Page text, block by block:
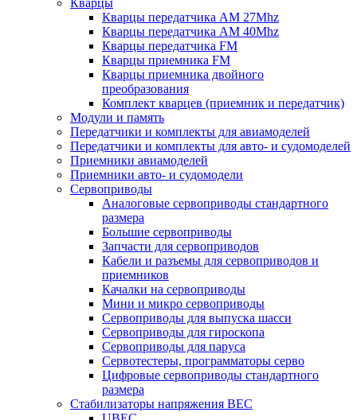
Кварцы
Кварцы передатчика AM 27Mhz
Кварцы передатчика AM 40Mhz
Кварцы передатчика FM
Кварцы приемника FM
Кварцы приемника двойного
преобразования
Комплект кварцев (приемник и передатчик)
Модули и память
Передатчики и комплекты для авиамоделей
Передатчики и комплекты для авто- и судомоделей
Приемники авиамоделей
Приемники авто- и судомодели
Сервоприводы
Аналоговые сервоприводы стандартного
размера
Большие сервоприводы
Запчасти для сервоприводов
Кабели и разъемы для сервоприводов и
приемников
Качалки на сервоприводы
Мини и микро сервоприводы
Сервоприводы для выпуска шасси
Сервоприводы для гироскопа
Сервоприводы для паруса
Сервотестеры, программаторы серво
Цифровые сервоприводы стандартного
размера
Стабилизаторы напряжения BEC